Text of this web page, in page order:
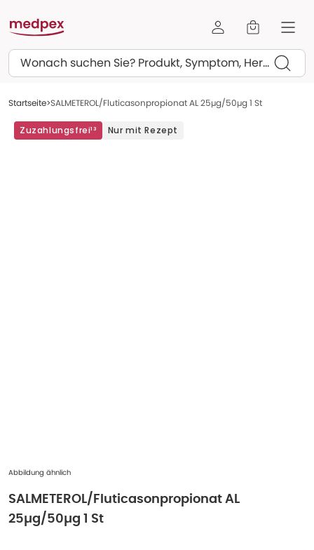
Suchen
Startseite SALMETEROL/Fluticasonpropionat AL 25µg/50µg 1 St
Zuzahlungsfrei¹³ Nur mit Rezept
Abbildung ähnlich
SALMETEROL/Fluticasonpropionat AL
25µg/50µg 1 St